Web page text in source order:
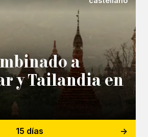
a
y Tailandia en
15 días